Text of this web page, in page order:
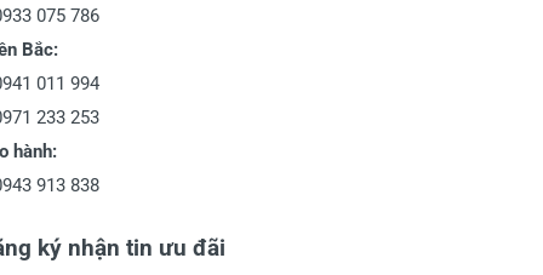
075 786
Bắc:
011 994
233 253
hành:
913 838
ký nhận tin ưu đãi